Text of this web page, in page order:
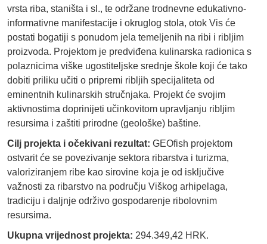
vrsta riba, staništa i sl., te održane trodnevne edukativno-
informativne manifestacije i okruglog stola, otok Vis će
postati bogatiji s ponudom jela temeljenih na ribi i ribljim
proizvoda. Projektom je predviđena kulinarska radionica s
polaznicima viške ugostiteljske srednje škole koji će tako
dobiti priliku učiti o pripremi ribljih specijaliteta od
eminentnih kulinarskih stručnjaka. Projekt će svojim
aktivnostima doprinijeti učinkovitom upravljanju ribljim
resursima i zaštiti prirodne (geološke) baštine.
Cilj projekta i očekivani rezultat: GEOfish projektom
ostvarit će se povezivanje sektora ribarstva i turizma,
valoriziranjem ribe kao sirovine koja je od isključive
važnosti za ribarstvo na području Viškog arhipelaga,
tradiciju i daljnje održivo gospodarenje ribolovnim
resursima.
Ukupna vrijednost projekta: 294.349,42 HRK.